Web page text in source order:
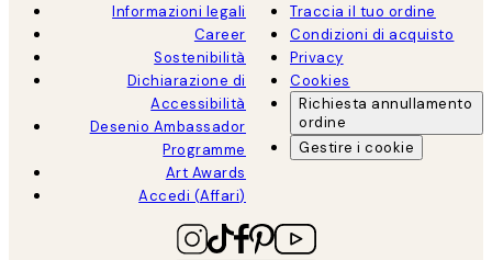
Informazioni legali
Career
Sostenibilità
Dichiarazione di
Accessibilità
Desenio Ambassador
Programme
Art Awards
Accedi (Affari)
Traccia il tuo ordine
Condizioni di acquisto
Privacy
Cookies
Richiesta annullamento
ordine
Gestire i cookie